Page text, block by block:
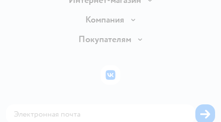
Доставка и оплата
Правила продажи
Политика использования файлов cookie
Компания
Вакансии
Покупателям
Бонусные карты
ВКонтакте